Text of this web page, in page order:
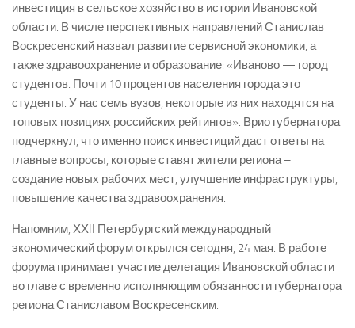
инвестиция в сельское хозяйство в истории Ивановской
области. В числе перспективных направлений Станислав
Воскресенский назвал развитие сервисной экономики, а
также здравоохранение и образование: «Иваново — город
студентов. Почти 10 процентов населения города это
студенты. У нас семь вузов, некоторые из них находятся на
топовых позициях российских рейтингов». Врио губернатора
подчеркнул, что именно поиск инвестиций даст ответы на
главные вопросы, которые ставят жители региона –
создание новых рабочих мест, улучшение инфраструктуры,
повышение качества здравоохранения.
Напомним, ХХII Петербургский международный
экономический форум открылся сегодня, 24 мая. В работе
форума принимает участие делегация Ивановской области
во главе с временно исполняющим обязанности губернатора
региона Станиславом Воскресенским.